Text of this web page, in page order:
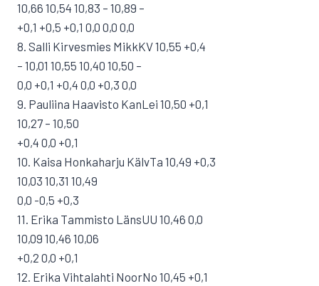
10,66 10,54 10,83 – 10,89 –
+0,1 +0,5 +0,1 0,0 0,0 0,0
8. Salli Kirvesmies MikkKV 10,55 +0,4
– 10,01 10,55 10,40 10,50 –
0,0 +0,1 +0,4 0,0 +0,3 0,0
9. Pauliina Haavisto KanLei 10,50 +0,1
10,27 – 10,50
+0,4 0,0 +0,1
10. Kaisa Honkaharju KälvTa 10,49 +0,3
10,03 10,31 10,49
0,0 -0,5 +0,3
11. Erika Tammisto LänsUU 10,46 0,0
10,09 10,46 10,06
+0,2 0,0 +0,1
12. Erika Vihtalahti NoorNo 10,45 +0,1